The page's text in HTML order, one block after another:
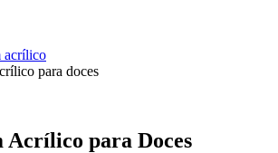
acrílico
para doces
Acrílico para Doces